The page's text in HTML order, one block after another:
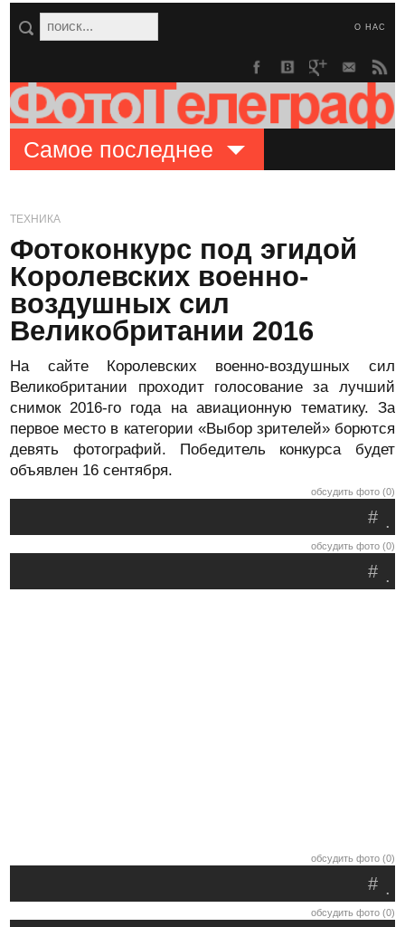
О НАС
Самое последнее
ТЕХНИКА
Фотоконкурс под эгидой
Королевских военно-
воздушных сил
Великобритании 2016
На сайте Королевских военно-воздушных сил
Великобритании проходит голосование за лучший
снимок 2016-го года на авиационную тематику. За
первое место в категории «Выбор зрителей» борются
девять фотографий. Победитель конкурса будет
объявлен 16 сентября.
обсудить фото (0)
.
#
обсудить фото (0)
.
#
обсудить фото (0)
.
#
обсудить фото (0)